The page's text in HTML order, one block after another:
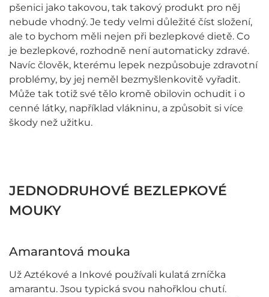
pšenici jako takovou, tak takový produkt pro něj
nebude vhodný. Je tedy velmi důležité číst složení,
ale to bychom měli nejen při bezlepkové dietě. Co
je bezlepkové, rozhodně není automaticky zdravé.
Navíc člověk, kterému lepek nezpůsobuje zdravotní
problémy, by jej neměl bezmyšlenkovitě vyřadit.
Může tak totiž své tělo kromě obilovin ochudit i o
cenné látky, například vlákninu, a způsobit si více
škody než užitku.
JEDNODRUHOVÉ BEZLEPKOVÉ
MOUKY
Amarantová mouka
Už Aztékové a Inkové používali kulatá zrníčka
amarantu. Jsou typická svou nahořklou chutí.